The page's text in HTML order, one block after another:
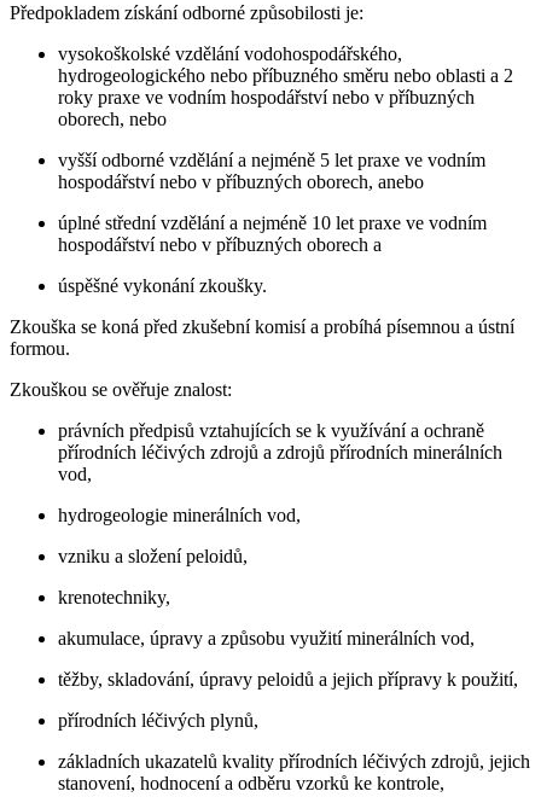
Předpokladem získání odborné způsobilosti je:
vysokoškolské vzdělání vodohospodářského,
hydrogeologického nebo příbuzného směru nebo oblasti a 2
roky praxe ve vodním hospodářství nebo v příbuzných
oborech, nebo
vyšší odborné vzdělání a nejméně 5 let praxe ve vodním
hospodářství nebo v příbuzných oborech, anebo
úplné střední vzdělání a nejméně 10 let praxe ve vodním
hospodářství nebo v příbuzných oborech a
úspěšné vykonání zkoušky.
Zkouška se koná před zkušební komisí a probíhá písemnou a ústní
formou.
Zkouškou se ověřuje znalost:
právních předpisů vztahujících se k využívání a ochraně
přírodních léčivých zdrojů a zdrojů přírodních minerálních
vod,
hydrogeologie minerálních vod,
vzniku a složení peloidů,
krenotechniky,
akumulace, úpravy a způsobu využití minerálních vod,
těžby, skladování, úpravy peloidů a jejich přípravy k použití,
přírodních léčivých plynů,
základních ukazatelů kvality přírodních léčivých zdrojů, jejich
stanovení, hodnocení a odběru vzorků ke kontrole,